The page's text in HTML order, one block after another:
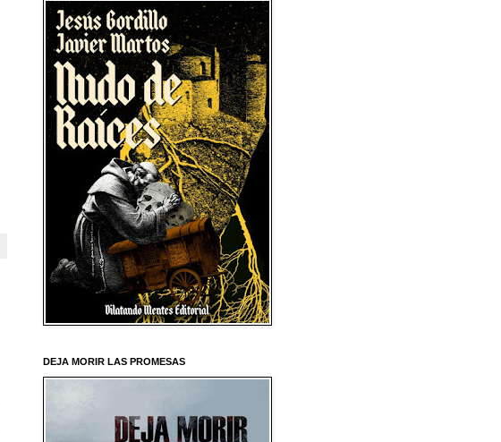
DEJA MORIR LAS PROMESAS